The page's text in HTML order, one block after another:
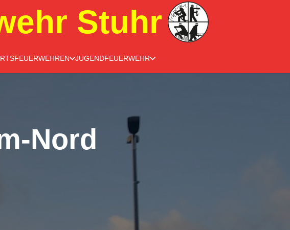
Stuhr
JUGENDFEUERWEHR
Nord